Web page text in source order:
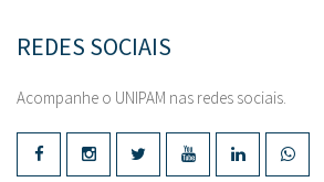
REDES SOCIAIS
Acompanhe o UNIPAM nas redes sociais.